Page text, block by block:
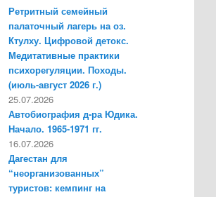
Ретритный семейный
палаточный лагерь на оз.
Ктулху. Цифровой детокс.
Медитативные практики
психорегуляции. Походы.
(июль-август 2026 г.)
25.07.2026
Автобиография д-ра Юдика.
Начало. 1965-1971 гг.
16.07.2026
Дагестан для
“неорганизованных”
туристов: кемпинг на